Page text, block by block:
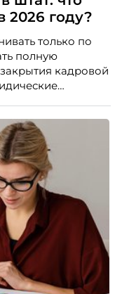
2026 году?
только по
полную
кадровой